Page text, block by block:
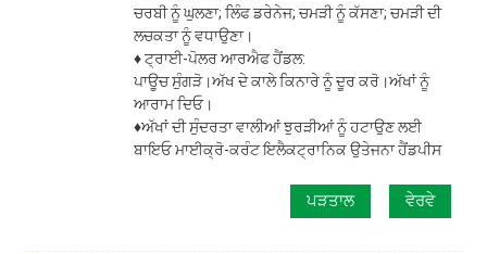
ਚਰਬੀ ਨੂੰ ਘੁਲਣਾ; ਲਿੰਫ ਡਰੇਨੇਜ; ਚਮੜੀ ਨੂੰ ਕੱਸਣਾ; ਚਮੜੀ ਦੀ
ਲਚਕਤਾ ਨੂੰ ਵਧਾਉਣਾ।
♦ ਟ੍ਰਾਈ-ਪੋਲਰ ਆਰਐਫ ਹੈਂਡਲ:
ਪਾਊਚ ਸੁੰਗੜੋ।ਅੱਖ ਦੇ ਕਾਲੇ ਕਿਨਾਰੇ ਨੂੰ ਦੂਰ ਕਰੋ।ਅੱਖਾਂ ਨੂੰ
ਆਰਾਮ ਦਿਓ।
♦ਅੱਖਾਂ ਦੀ ਸੁੰਦਰਤਾ ਵਾਲੀਆਂ ਝੁਰੜੀਆਂ ਨੂੰ ਹਟਾਉਣ ਲਈ
ਬਾਇਓ ਮਾਈਕ੍ਰੋ-ਕਰੰਟ ਇਲੈਕਟ੍ਰਾਨਿਕ ਉਤੇਜਨਾ ਹੈਂਡਪੀਸ
ਪੜਤਾਲ ਵੇਰਵੇ